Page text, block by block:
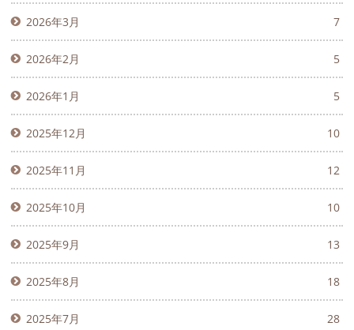
2026年3月 7
2026年2月 5
2026年1月 5
2025年12月 10
2025年11月 12
2025年10月 10
2025年9月 13
2025年8月 18
2025年7月 28